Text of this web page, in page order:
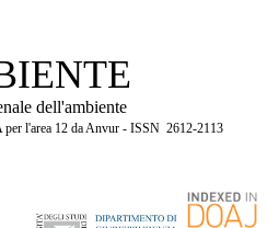
dell'ambiente
per l'area 12 da Anvur - ISSN 2612-2113